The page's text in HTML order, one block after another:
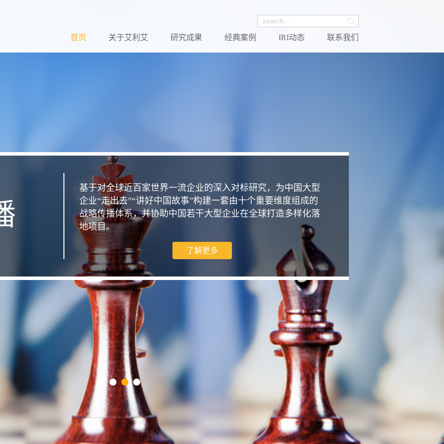
首页 关于艾利艾 研究成果 经典案例 IRI动态 联系我们
基于对全球近百家世界一流企业的深入对标研究，为中国大型
企业“走出去”“讲好中国故事”构建一套由十个重要维度组成的
战略传播体系，并协助中国若干大型企业在全球打造多样化落
地项目。
了解更多